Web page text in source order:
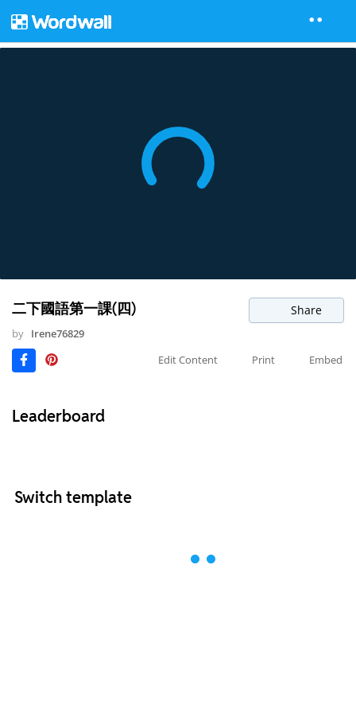
二下國語第一課(四) Share
by Irene76829
Edit Content
Print Embed
Leaderboard
Switch template